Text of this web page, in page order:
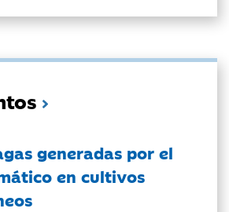
generadas por el
en cultivos